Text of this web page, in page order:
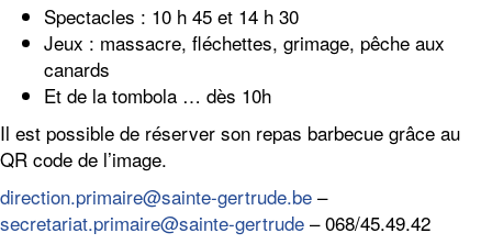
Spectacles : 10 h 45 et 14 h 30
Jeux : massacre, fléchettes, grimage, pêche aux
canards
Et de la tombola … dès 10h
Il est possible de réserver son repas barbecue grâce au
QR code de l’image.
direction.primaire@sainte-gertrude.be –
secretariat.primaire@sainte-gertrude – 068/45.49.42